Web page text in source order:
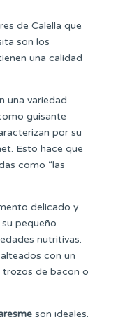
de Calella que
son los
una calidad
una variedad
guisante
por su
Esto hace que
como “las
delicado y
pequeño
nutritivas.
con un
de bacon o
son ideales.